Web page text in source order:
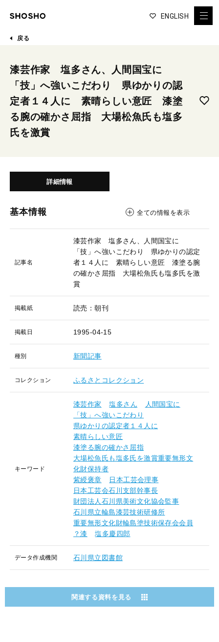
ENGLISH
戻る
漆芸作家 塩多さん、人間国宝に
「技」へ強いこだわり 県ゆかりの認
定者１４人に 素晴らしい意匠 漆塗
る腕の確かさ屈指 大場松魚氏も塩多
氏を激賞
詳細情報
基本情報 全ての情報を表示
記事名
漆芸作家 塩多さん、人間国宝に
「技」へ強いこだわり 県ゆかりの認定
者１４人に 素晴らしい意匠 漆塗る腕
の確かさ屈指 大場松魚氏も塩多氏を激
賞
掲載紙 読売：朝刊
掲載日 1995-04-15
種別 新聞記事
コレクション ふるさとコレクション
キーワード
漆芸作家 塩多さん
人間国宝に
「技」へ強いこだわり
県ゆかりの認定者１４人に
素晴らしい意匠
漆塗る腕の確かさ屈指
大場松魚氏も塩多氏を激賞重要無形文
化財保持者
紫綬褒章
日本工芸会理事
日本工芸会石川支部幹事長
財団法人石川県美術文化協会監事
石川県立輪島漆芸技術研修所
重要無形文化財輪島塗技術保存会会員
？漆
塩多慶四郎
データ作成機関 石川県立図書館
関連する資料を見る